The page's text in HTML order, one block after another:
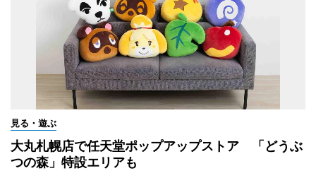
見る・遊ぶ
大丸札幌店で任天堂ポップアップストア 「どうぶ
つの森」特設エリアも